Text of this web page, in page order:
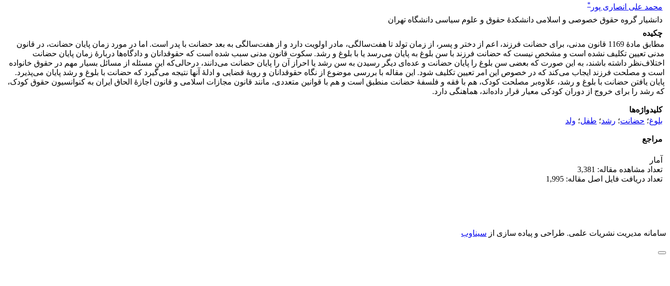
محمد علی انصاری پور *
دانشیار گروه حقوق خصوصی و اسلامی ‌دانشکدۀ حقوق و علوم سیاسی دانشگاه تهران
چکیده
مطابق مادۀ 1169 قانون مدنی، برای حضانت فرزند، اعم از دختر و پسر، از زمان تولد تا هفت‌سالگی، مادر اولویت دارد و از هفت‌سالگی به بعد حضانت با پدر است. اما در مورد زمان پایان حضانت، در قانون
مدنی تعیین تکلیف نشده است و مشخص نیست که حضانت فرزند با سن بلوغ به پایان می‌رسد یا با بلوغ و رشد. سکوت قانون مدنی سبب شده است که حقوقدانان و دادگاه‌ها دربارۀ زمان پایان حضانت
اختلاف‌نظر داشته باشند، به این صورت که بعضی سن بلوغ را پایان حضانت و عده‌ای دیگر رسیدن به سن رشد یا احراز آن را پایان حضانت می‌دانند، درحالی‌که این مسئله از مسائل بسیار مهم در حقوق خانواده
است و مصلحت فرزند ایجاب می‌کند که در خصوص این امر تعیین تکلیف شود. این مقاله با بررسی موضوع از نگاه حقوقدانان و رویۀ قضایی و ادلۀ آنها نتیجه می‌گیرد که حضانت با بلوغ و رشد پایان می‌پذیرد.
پایان یافتن حضانت با بلوغ و رشد، علاوه‌بر مصلحت کودک، هم با فقه و فلسفۀ حضانت منطبق است و هم با قوانین متعددی، مانند قانون مجازات اسلامی و قانون اجازۀ الحاق ایران به کنوانسیون حقوق کودک،
که رشد را برای خروج از دوران کودکی معیار قرار داده‌اند، هماهنگی دارد.
کلیدواژه‌ها
بلوغ؛ حضانت؛ رشد؛ طفل؛ ولد
مراجع
آمار
تعداد مشاهده مقاله: 3,381
تعداد دریافت فایل اصل مقاله: 1,995
سامانه مدیریت نشریات علمی. طراحی و پیاده سازی از سیناوب